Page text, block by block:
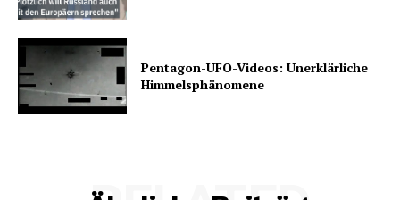
Pentagon-UFO-Videos: Unerklärliche
Himmelsphänomene